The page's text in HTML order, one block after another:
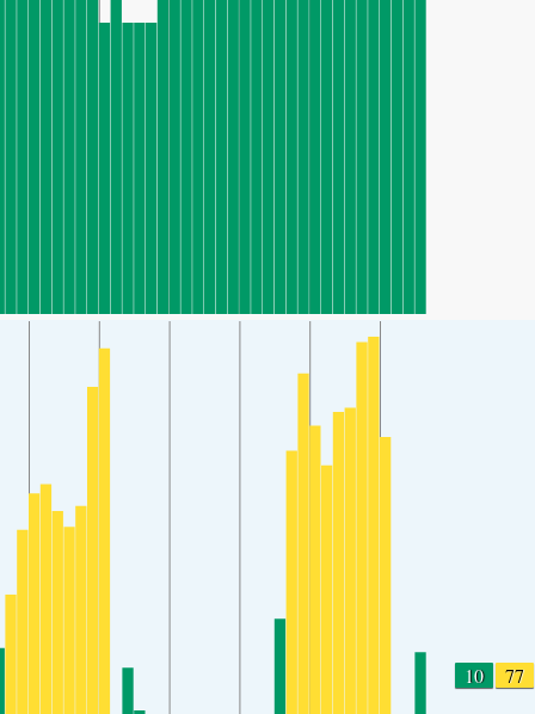
10 77